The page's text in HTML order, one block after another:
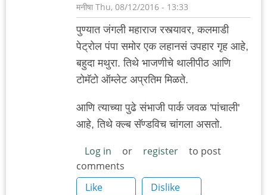
मनीषा Thu, 08/12/2016 - 13:33
पुण्यात जंगली महाराज रस्त्यावर, कलमाडी
पेट्रोल पंपा समोर एक लहानसं उपहार गृह आहे,
बहुदा मथुरा. तिथे भाजणीचे थालीपीठ आणि
टोमॅटो ऑम्लेट अप्रतिम मिळते.
आणि त्याच्या पुढे संभाजी पार्क जवळ 'पांचाली'
आहे, तिथे क्ल्ब सॅण्डविच चांगला असतो.
Log in or register
to post
comments
Like
Dislike